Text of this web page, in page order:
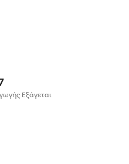
Εξάγεται